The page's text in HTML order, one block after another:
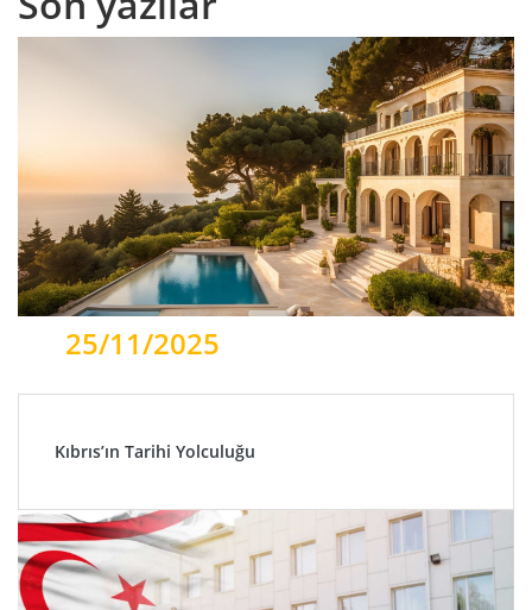
25/11/2025
Kıbrıs’ın Tarihi Yolculuğu